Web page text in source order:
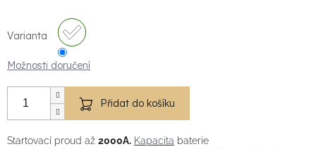
Varianta
Možnosti doručení
Přidat do košíku
Startovací proud až 2000A. Kapacita baterie